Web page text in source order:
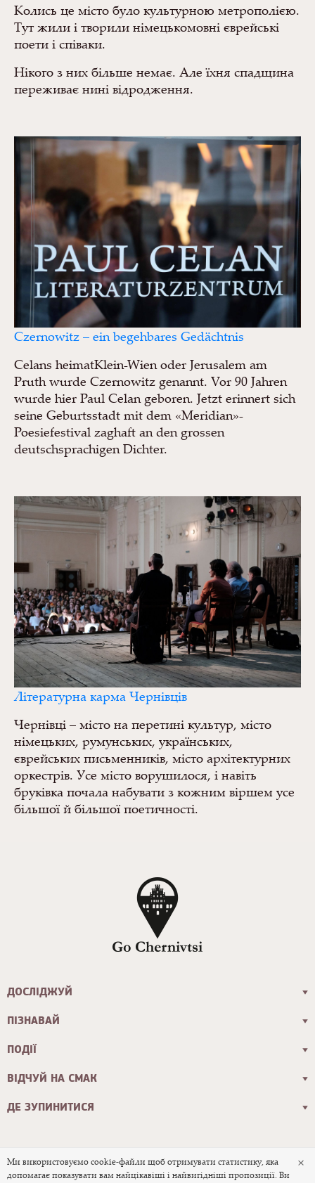
Колись це місто було культурною метрополією.
Тут жили і творили німецькомовні єврейські
поети і співаки.
Нікого з них більше немає. Але їхня спадщина
переживає нині відродження.
Czernowitz – ein begehbares Gedächtnis
Celans heimatKlein-Wien oder Jerusalem am
Pruth wurde Czernowitz genannt. Vor 90 Jahren
wurde hier Paul Celan geboren. Jetzt erinnert sich
seine Geburtsstadt mit dem «Meridian»-
Poesiefestival zaghaft an den grossen
deutschsprachigen Dichter.
Літературна карма Чернівців
Чернівці – місто на перетині культур, місто
німецьких, румунських, українських,
єврейських письменників, місто архітектурних
оркестрів. Усе місто ворушилося, і навіть
бруківка почала набувати з кожним віршем усе
більшої й більшої поетичності.
ДОСЛІДЖУЙ
ПІЗНАВАЙ
ПОДІЇ
ВІДЧУЙ НА СМАК
ДЕ ЗУПИНИТИСЯ
×
Ми використовуємо cookie-файли щоб отримувати статистику, яка
допомагає показувати вам найцікавіші і найвигідніші пропозиції. Ви